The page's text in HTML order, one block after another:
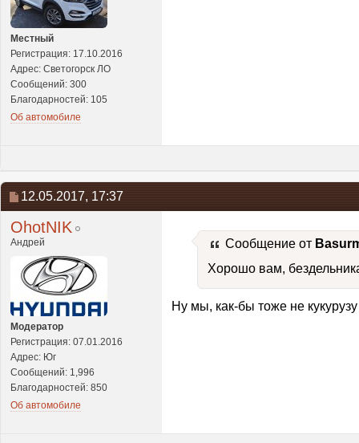
Местный
Регистрация: 17.10.2016
Адрес: Светогорск ЛО
Сообщений: 300
Благодарностей: 105
Об автомобиле
12.05.2017, 17:37
OhotNIK
Андрей
Модератор
Регистрация: 07.01.2016
Адрес: Юг
Сообщений: 1,996
Благодарностей: 850
Об автомобиле
Сообщение от
Хорошо вам,
Ну мы, как-бы тоже не